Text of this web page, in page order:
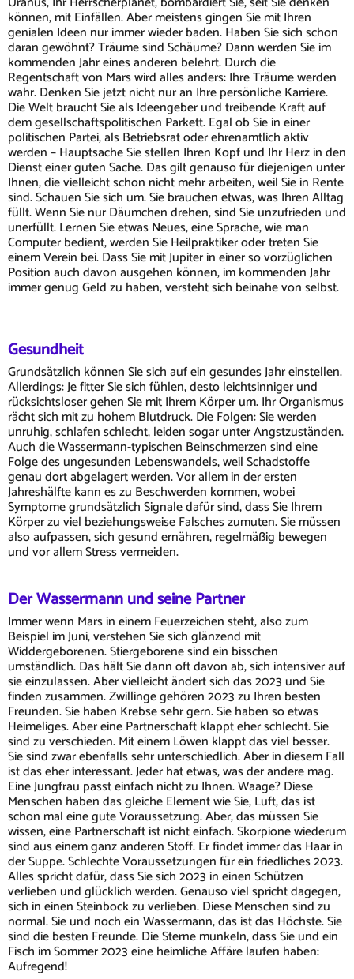
können, mit Einfällen. Aber meistens gingen Sie mit Ihren
genialen Ideen nur immer wieder baden. Haben Sie sich schon
daran gewöhnt? Träume sind Schäume? Dann werden Sie im
kommenden Jahr eines anderen belehrt. Durch die
Regentschaft von Mars wird alles anders: Ihre Träume werden
wahr. Denken Sie jetzt nicht nur an Ihre persönliche Karriere.
Die Welt braucht Sie als Ideengeber und treibende Kraft auf
dem gesellschaftspolitischen Parkett. Egal ob Sie in einer
politischen Partei, als Betriebsrat oder ehrenamtlich aktiv
werden – Hauptsache Sie stellen Ihren Kopf und Ihr Herz in den
Dienst einer guten Sache. Das gilt genauso für diejenigen unter
Ihnen, die vielleicht schon nicht mehr arbeiten, weil Sie in Rente
sind. Schauen Sie sich um. Sie brauchen etwas, was Ihren Alltag
füllt. Wenn Sie nur Däumchen drehen, sind Sie unzufrieden und
unerfüllt. Lernen Sie etwas Neues, eine Sprache, wie man
Computer bedient, werden Sie Heilpraktiker oder treten Sie
einem Verein bei. Dass Sie mit Jupiter in einer so vorzüglichen
Position auch davon ausgehen können, im kommenden Jahr
immer genug Geld zu haben, versteht sich beinahe von selbst.
Gesundheit
Grundsätzlich können Sie sich auf ein gesundes Jahr einstellen.
Allerdings: Je fitter Sie sich fühlen, desto leichtsinniger und
rücksichtsloser gehen Sie mit Ihrem Körper um. Ihr Organismus
rächt sich mit zu hohem Blutdruck. Die Folgen: Sie werden
unruhig, schlafen schlecht, leiden sogar unter Angstzuständen.
Auch die Wassermann-typischen Beinschmerzen sind eine
Folge des ungesunden Lebenswandels, weil Schadstoffe
genau dort abgelagert werden. Vor allem in der ersten
Jahreshälfte kann es zu Beschwerden kommen, wobei
Symptome grundsätzlich Signale dafür sind, dass Sie Ihrem
Körper zu viel beziehungsweise Falsches zumuten. Sie müssen
also aufpassen, sich gesund ernähren, regelmäßig bewegen
und vor allem Stress vermeiden.
Der Wassermann und seine Partner
Immer wenn Mars in einem Feuerzeichen steht, also zum
Beispiel im Juni, verstehen Sie sich glänzend mit
Widdergeborenen. Stiergeborene sind ein bisschen
umständlich. Das hält Sie dann oft davon ab, sich intensiver auf
sie einzulassen. Aber vielleicht ändert sich das 2023 und Sie
finden zusammen. Zwillinge gehören 2023 zu Ihren besten
Freunden. Sie haben Krebse sehr gern. Sie haben so etwas
Heimeliges. Aber eine Partnerschaft klappt eher schlecht. Sie
sind zu verschieden. Mit einem Löwen klappt das viel besser.
Sie sind zwar ebenfalls sehr unterschiedlich. Aber in diesem Fall
ist das eher interessant. Jeder hat etwas, was der andere mag.
Eine Jungfrau passt einfach nicht zu Ihnen. Waage? Diese
Menschen haben das gleiche Element wie Sie, Luft, das ist
schon mal eine gute Voraussetzung. Aber, das müssen Sie
wissen, eine Partnerschaft ist nicht einfach. Skorpione wiederum
sind aus einem ganz anderen Stoff. Er findet immer das Haar in
der Suppe. Schlechte Voraussetzungen für ein friedliches 2023.
Alles spricht dafür, dass Sie sich 2023 in einen Schützen
verlieben und glücklich werden. Genauso viel spricht dagegen,
sich in einen Steinbock zu verlieben. Diese Menschen sind zu
normal. Sie und noch ein Wassermann, das ist das Höchste. Sie
sind die besten Freunde. Die Sterne munkeln, dass Sie und ein
Fisch im Sommer 2023 eine heimliche Affäre laufen haben:
Aufregend!